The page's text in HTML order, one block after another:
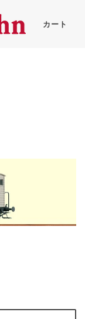
カート